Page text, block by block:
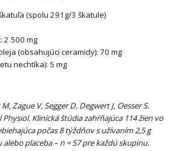
(spolu 291g/3 škatule)
2 500 mg
(obsahujúci ceramidy): 70 mg
nechtíka): 5 mg
Zague V, Segger D, Degwert J, Oesser S.
Physiol. Klinická štúdia zahŕňajúca 114 žien vo
počas 8 týždňov s užívaním 2,5 g
placeba – n = 57 pre každú skupinu.